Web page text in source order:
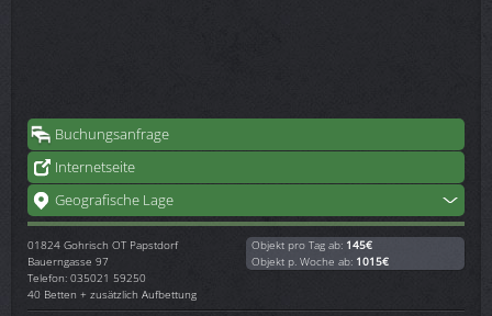
Buchungsanfrage
Internetseite
Geografische Lage
01824 Gohrisch OT Papstdorf
Bauerngasse 97
Telefon: 035021 59250
40 Betten + zusätzlich Aufbettung
Objekt pro Tag ab: 145€
Objekt p. Woche ab: 1015€